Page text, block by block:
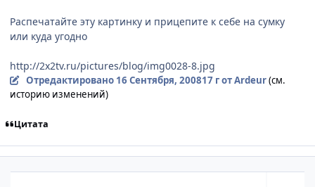
Распечатайте эту картинку и прицепите к себе на сумку
или куда угодно
http://2x2tv.ru/pictures/blog/img0028-8.jpg
Отредактировано 16 Сентября, 200817 гот Ardeur(см.
историю изменений)
Цитата